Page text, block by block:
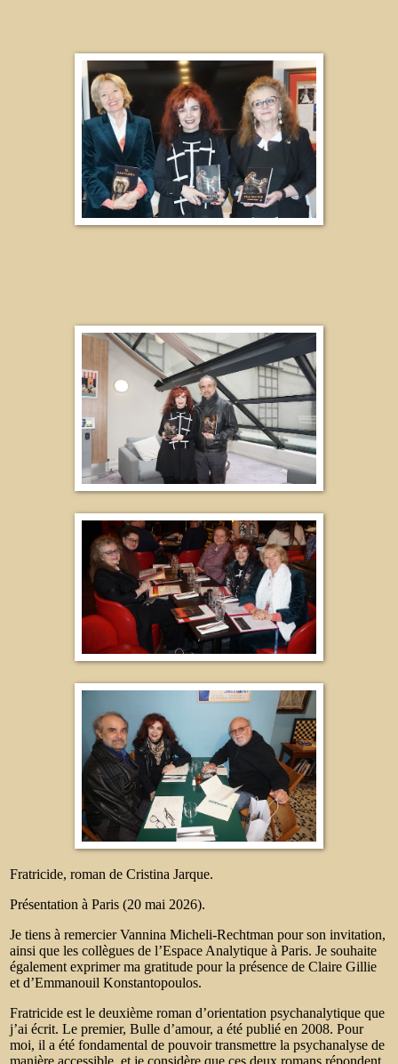
Fratricide, roman de Cristina Jarque.
Présentation à Paris (20 mai 2026).
Je tiens à remercier Vannina Micheli-Rechtman pour son invitation,
ainsi que les collègues de l’Espace Analytique à Paris. Je souhaite
également exprimer ma gratitude pour la présence de Claire Gillie
et d’Emmanouil Konstantopoulos.
Fratricide est le deuxième roman d’orientation psychanalytique que
j’ai écrit. Le premier, Bulle d’amour, a été publié en 2008. Pour
moi, il a été fondamental de pouvoir transmettre la psychanalyse de
manière accessible, et je considère que ces deux romans répondent